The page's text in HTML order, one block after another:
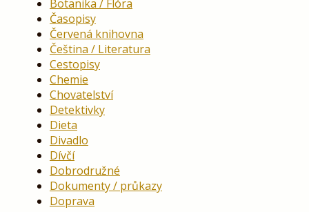
Botanika / Flóra
Časopisy
Červená knihovna
Čeština / Literatura
Cestopisy
Chemie
Chovatelství
Detektivky
Dieta
Divadlo
Dívčí
Dobrodružné
Dokumenty / průkazy
Doprava